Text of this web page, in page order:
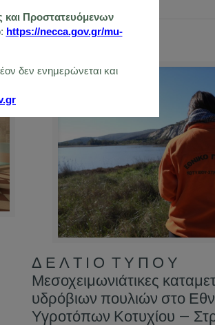
Δ Ε Λ Τ Ι Ο Τ Υ Π Ο Υ
Μεσοχειμωνιάτικες
υδρόβιων πουλιών στο
Υγροτόπων Κοτυχίου –
και Προστατευόμενων
https://necca.gov.gr/mu-
δεν ενημερώνεται και